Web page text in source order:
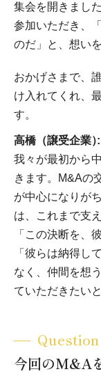
集会を開きまし
参加いただき、
のだ」と、想い
おかげさまで、
け入れてくれ、
す。
高橋（譲受企業）
我々が最初から
きます。M&Aの
が中心になりが
は、これまで支
「この決断を、
「彼らは納得し
なく、仲間を想
ていただきたい
Question
今回のM&A